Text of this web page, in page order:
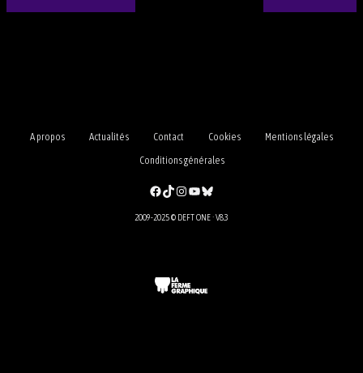
A propos Actualités Contact Cookies
Mentions légales
Conditions générales
Facebook
TikTok
Instagram
YouTube
Bluesky
2009-2025 © DEFT ONE · V8.3